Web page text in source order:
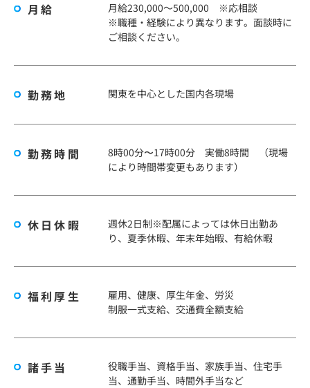
月給
月給230,000～500,000 ※応相談
※職種・経験により異なります。面談時に
ご相談ください。
勤務地 関東を中心とした国内各現場
勤務時間
8時00分〜17時00分 実働8時間 （現場
により時間帯変更もあります）
休日休暇
週休2日制※配属によっては休日出勤あ
り、夏季休暇、年末年始暇、有給休暇
福利厚生
雇用、健康、厚生年金、労災
制服一式支給、交通費全額支給
諸手当
役職手当、資格手当、家族手当、住宅手
当、通勤手当、時間外手当など